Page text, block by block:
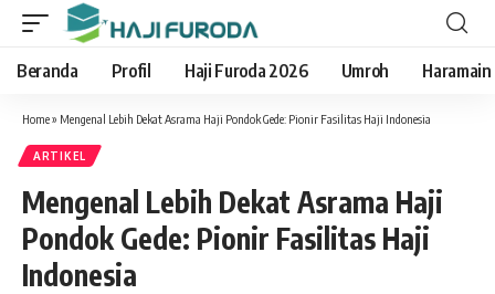
Beranda Profil Haji Furoda 2026 Umroh
Home» Mengenal Lebih Dekat Asrama Haji Pondok Gede: Pionir Fasilitas Haji Indonesia
ARTIKEL
Mengenal Lebih Dekat Asrama Haji
Pondok Gede: Pionir Fasilitas Haji
Indonesia